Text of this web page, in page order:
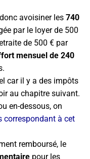
avoisiner les 740
par le loyer de 500
de 500 € par
mensuel de 240
car il y a des impôts
au chapitre suivant.
en-dessous, on
correspondant à cet
remboursé, le
pour les